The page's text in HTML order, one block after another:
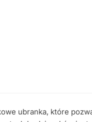
ubranka, które